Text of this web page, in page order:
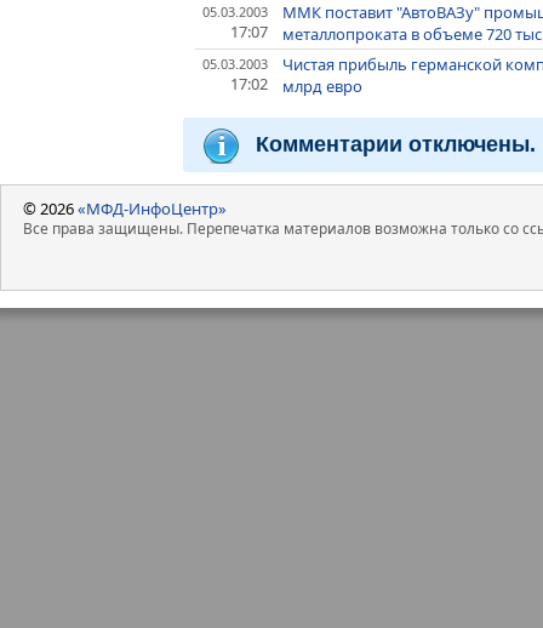
05.03.2003
17:07
ММК поставит "АвтоВАЗу"
металлопроката в объеме 720
05.03.2003
17:02
Чистая прибыль германской
млрд евро
Комментарии отключены.
© 2026«МФД-ИнфоЦентр»
Все права защищены. Перепечатка материалов возможна только со